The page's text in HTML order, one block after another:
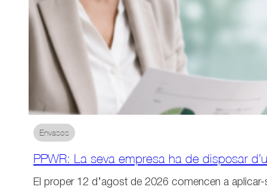
Envasos
PPWR: La seva empresa ha de disposar
El proper 12 d’agost de 2026 comencen a